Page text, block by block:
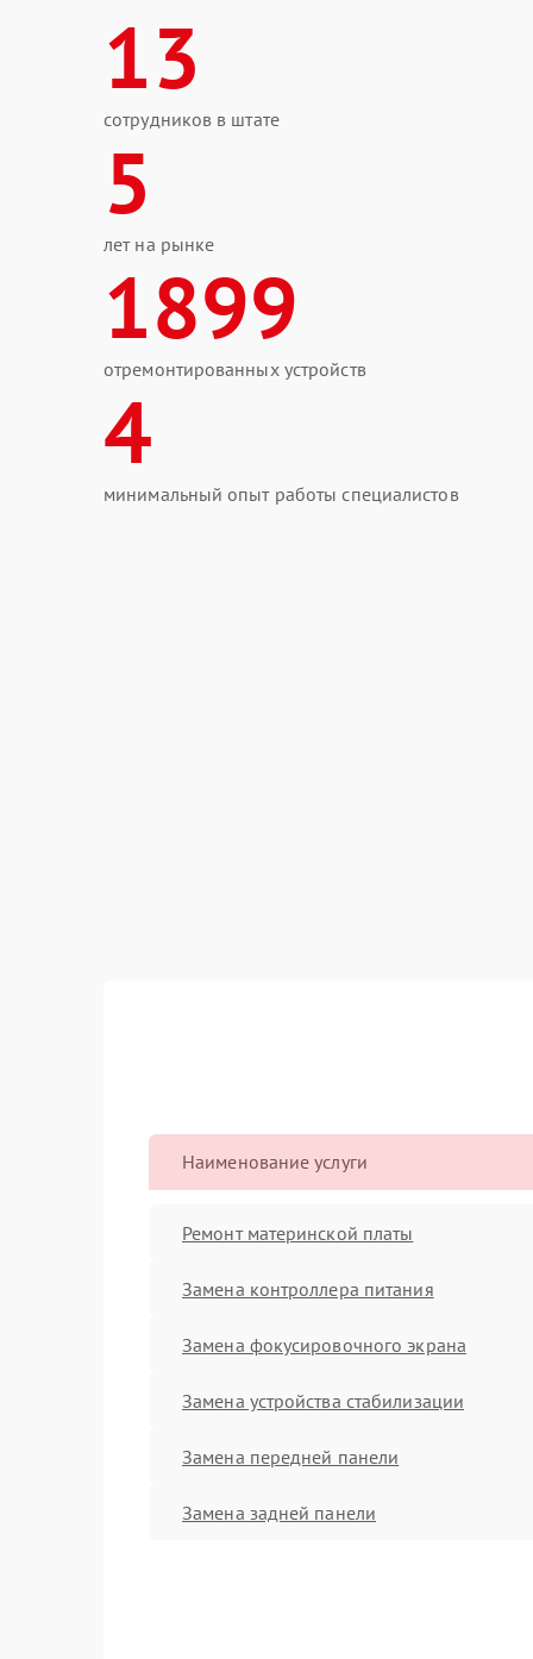
13
сотрудников в штате
5
лет на рынке
1899
отремонтированных устройств
4
минимальный опыт работы специалистов
Наименование услуги
Ремонт материнской платы
Замена контроллера питания
Замена фокусировочного экрана
Замена устройства стабилизации
Замена передней панели
Замена задней панели